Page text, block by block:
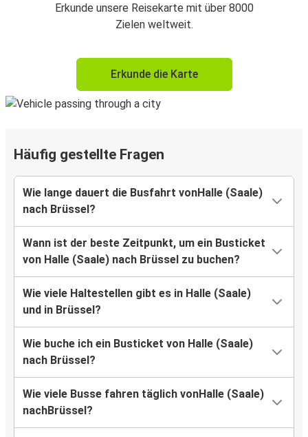
Erkunde unsere Reisekarte mit über 8000
Zielen weltweit.
Erkunde die Karte
Häufig gestellte Fragen
Wie lange dauert die Busfahrt vonHalle (Saale)
nach Brüssel?
Wann ist der beste Zeitpunkt, um ein Busticket
von Halle (Saale) nach Brüssel zu buchen?
Wie viele Haltestellen gibt es in Halle (Saale)
und in Brüssel?
Wie buche ich ein Busticket von Halle (Saale)
nach Brüssel?
Wie viele Busse fahren täglich vonHalle (Saale)
nachBrüssel?